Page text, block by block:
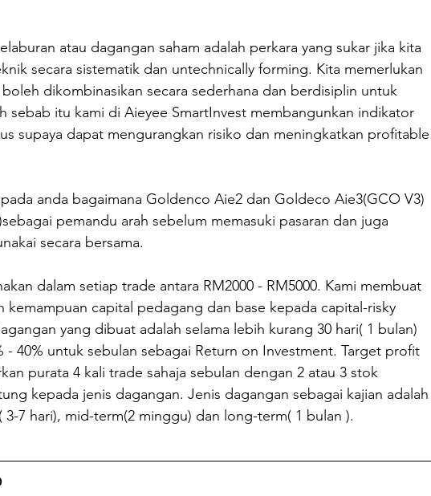
atau dagangan saham adalah perkara yang sukar jika kita
secara sistematik dan untechnically forming. Kita memerlukan
dikombinasikan secara sederhana dan berdisiplin untuk
sebab itu kami di Aieyee SmartInvest membangunkan indikator
supaya dapat mengurangkan risiko dan meningkatkan profitable
anda bagaimana Goldenco Aie2 dan Goldeco Aie3(GCO V3)
pemandu arah sebelum memasuki pasaran dan juga
secara bersama.
dalam setiap trade antara RM2000 - RM5000. Kami membuat
kemampuan capital pedagang dan base kepada capital-risky
yang dibuat adalah selama lebih kurang 30 hari( 1 bulan)
40% untuk sebulan sebagai Return on Investment. Target profit
purata 4 kali trade sahaja sebulan dengan 2 atau 3 stok
kepada jenis dagangan. Jenis dagangan sebagai kajian adalah
7 hari), mid-term(2 minggu) dan long-term( 1 bulan ).